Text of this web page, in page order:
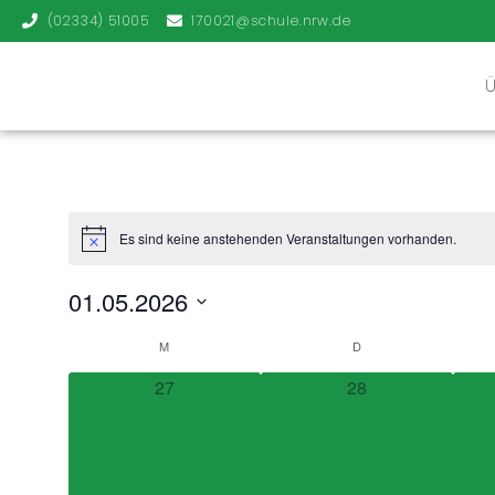
(02334) 51005 170021@schule.nrw.de
Es sind keine anstehenden Veranstaltungen vorhanden.
01.05.2026
Kalender
M D
0 Veranstaltungen,
27 0 Veranstaltungen,
28